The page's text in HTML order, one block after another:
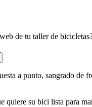
de tu taller de
a punto, sangrado de
quiere su bici lista para